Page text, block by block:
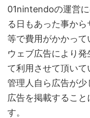
01nintendoの運営
る日もあった事か
等で費用がかかって
ウェブ広告により
て利用させて頂いて
管理人自ら広告が
広告を掲載するこ
す。